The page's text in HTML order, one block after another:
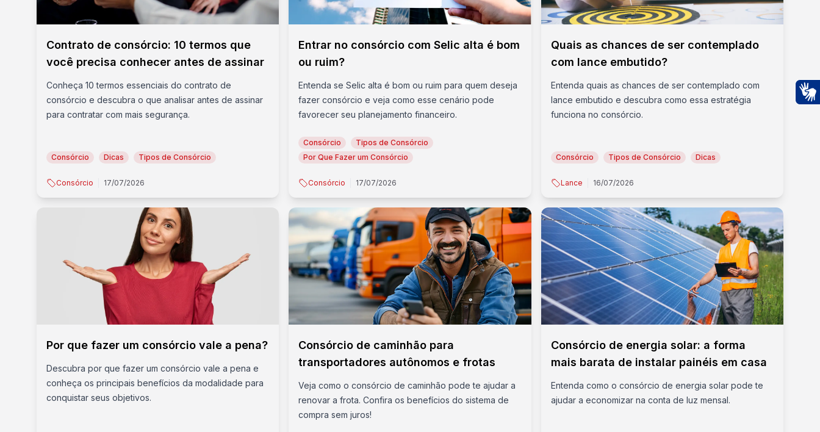
Contrato de consórcio: 10 termos que
você precisa conhecer antes de assinar
Conheça 10 termos essenciais do contrato de
consórcio e descubra o que analisar antes de assinar
para contratar com mais segurança.
Consórcio Dicas Tipos de Consórcio
Consórcio 17/07/2026
Entrar no consórcio com Selic alta é bom
ou ruim?
Entenda se Selic alta é bom ou ruim para quem deseja
fazer consórcio e veja como esse cenário pode
favorecer seu planejamento financeiro.
Consórcio
Tipos de Consórcio
Por Que Fazer um Consórcio
Consórcio 17/07/2026
Quais as chances de ser contemplado
com lance embutido?
Entenda quais as chances de ser contemplado com
lance embutido e descubra como essa estratégia
funciona no consórcio.
Consórcio Tipos de Consórcio Dicas
Lance 16/07/2026
Por que fazer um consórcio vale a pena?
Descubra por que fazer um consórcio vale a pena e
conheça os principais benefícios da modalidade para
conquistar seus objetivos.
Consórcio de caminhão para
transportadores autônomos e frotas
Veja como o consórcio de caminhão pode te ajudar a
renovar a frota. Confira os benefícios do sistema de
compra sem juros!
Consórcio de energia solar: a forma
mais barata de instalar painéis em casa
Entenda como o consórcio de energia solar pode te
ajudar a economizar na conta de luz mensal.